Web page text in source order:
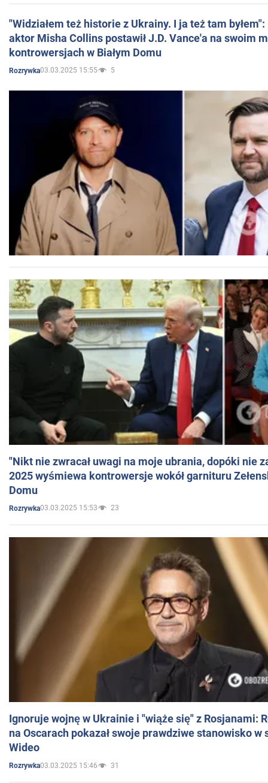
"Widziałem też historie z Ukrainy. I ja też tam
aktor Misha Collins postawił J.D. Vance'a na swoim
kontrowersjach w Białym Domu
Rozrywka03.03.2025 15:55 5
"Nikt nie zwracał uwagi na moje ubrania, dopóki nie
2025 wyśmiewa kontrowersje wokół garnituru
Domu
Rozrywka03.03.2025 15:53 23
Ignoruje wojnę w Ukrainie i "wiąże się" z Rosjanami:
na Oscarach pokazał swoje prawdziwe stanowisko w
Wideo
Rozrywka03.03.2025 15:46 31